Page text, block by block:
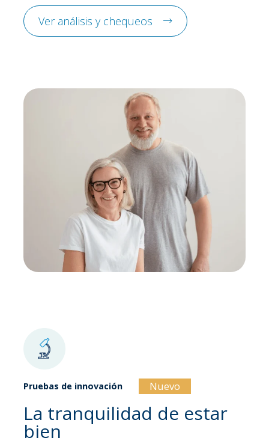
Ver análisis y chequeos
Pruebas de innovación Nuevo
La tranquilidad de estar
bien